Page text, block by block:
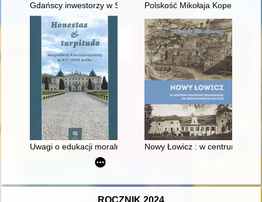
Gdańscy inwestorzy w Sopocie : prestiż finansowy i
Polskość Mikołaja Kopernika z
Uwagi o edukacji moralnej synów szlacheckich w XVI-
Nowy Łowicz : w centrum